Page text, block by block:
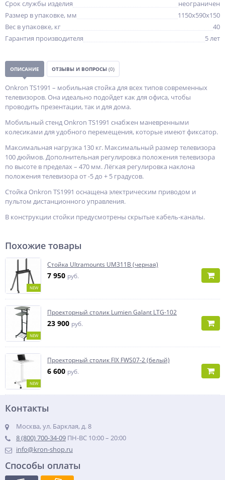
Срок службы изделия
неограничен
Размер в упаковке, мм
1150x590x150
Вес в упаковке, кг
40
Гарантия производителя
5 лет
ОПИСАНИЕ ОТЗЫВЫ И ВОПРОСЫ (0)
Onkron TS1991 – мобильная стойка для всех типов современных
телевизоров. Она идеально подойдет как для офиса, чтобы
проводить презентации, так и для дома.
Мобильный стенд Onkron TS1991 снабжен маневренными
колесиками для удобного перемещения, которые имеют фиксатор.
Максимальная нагрузка 130 кг. Максимальный размер телевизора
100 дюймов. Дополнительная регулировка положения телевизора
по высоте в пределах – 470 мм. Лёгкая регулировка наклона
положения телевизора от -5 до + 5 градусов.
Стойка Onkron TS1991 оснащена электрическим приводом и
пультом дистанционного управления.
В конструкции стойки предусмотрены скрытые кабель-каналы.
Похожие товары
NEW
Стойка Ultramounts UM311B (черная)
7 950 руб.
NEW
Проекторный столик Lumien Galant LTG-102
23 900 руб.
NEW
Проекторный столик FIX FWS07-2 (белый)
6 600 руб.
Контакты
Москва, ул. Барклая, д. 8
8 (800) 700-34-09 ПН-ВС 10:00 – 20:00
info@kron-shop.ru
Способы оплаты